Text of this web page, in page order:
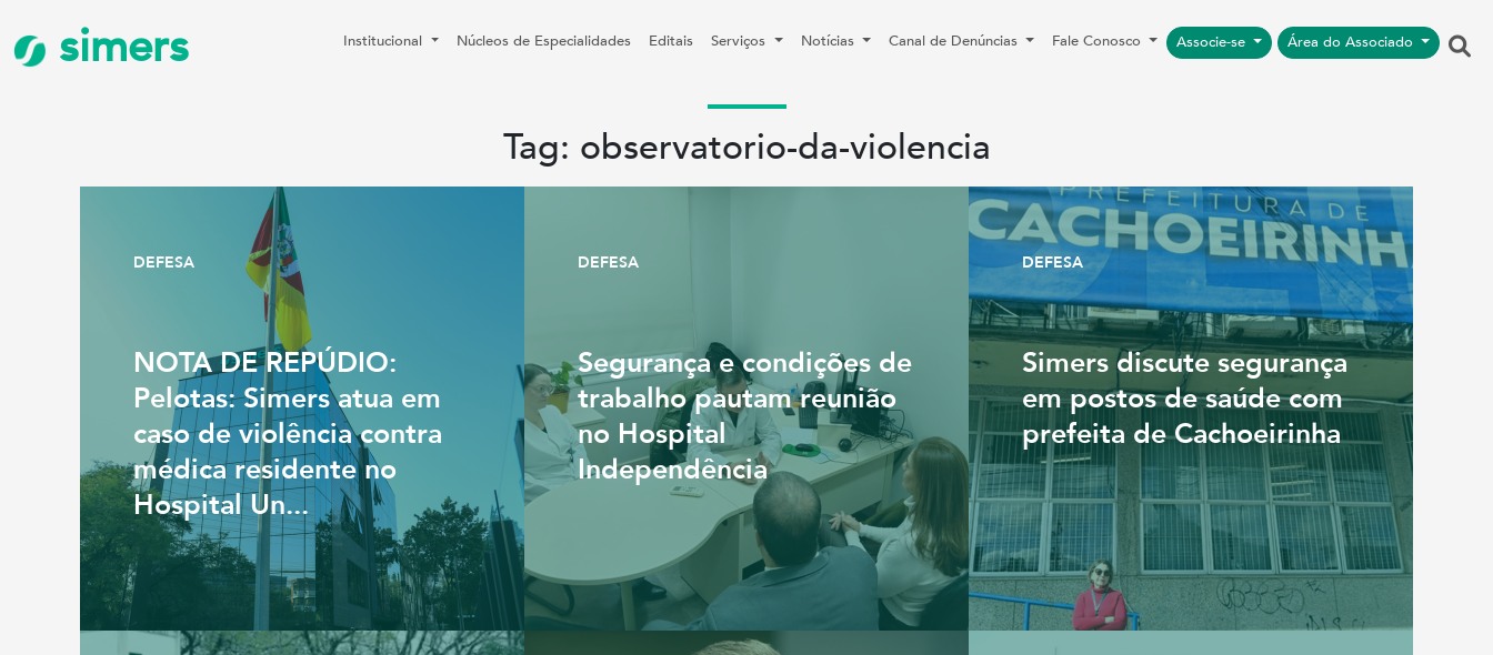
simers Institucional Núcleos de Especialidades Editais Serviços Notícias Canal de Denúncias Fale Conosco Associe-se Área do Associado
Tag: observatorio-da-violencia
DEFESA
NOTA DE REPÚDIO:
Pelotas: Simers atua em
caso de violência contra
médica residente no
Hospital Un...
DEFESA
Segurança e condições de
trabalho pautam reunião
no Hospital
Independência
DEFESA
Simers discute segurança
em postos de saúde com
prefeita de Cachoeirinha